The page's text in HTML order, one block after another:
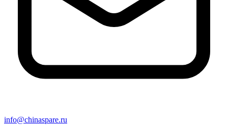
info@chinaspare.ru